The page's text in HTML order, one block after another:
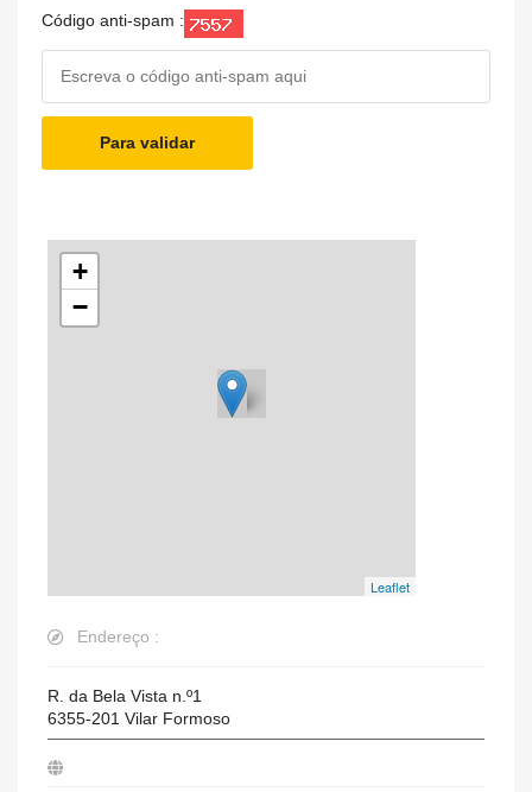
Código anti-spam :
Para validar
+
−
Leaflet
Endereço :
R. da Bela Vista n.º1
6355-201 Vilar Formoso